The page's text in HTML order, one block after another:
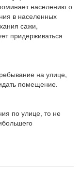
населению о
в населенных
сажи,
придерживаться
на улице,
помещение.
по улице, то не